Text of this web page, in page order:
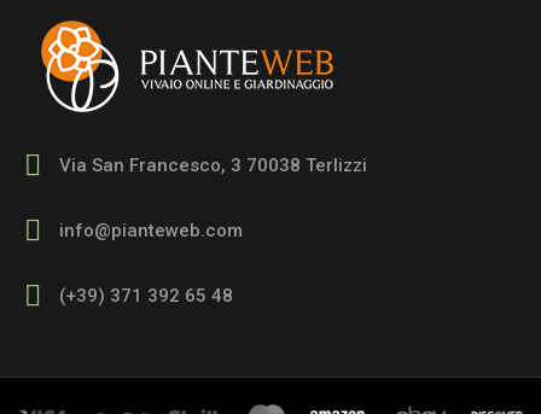
Via San Francesco, 3 70038 Terlizzi
info@pianteweb.com
(+39) 371 392 65 48